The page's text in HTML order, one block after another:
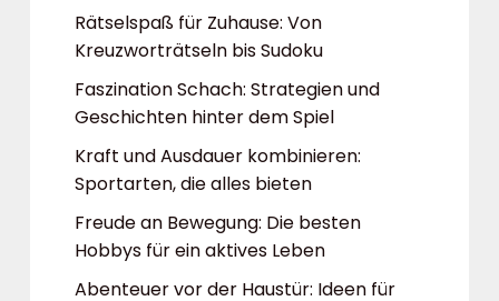
Rätselspaß für Zuhause: Von
Kreuzworträtseln bis Sudoku
Faszination Schach: Strategien und
Geschichten hinter dem Spiel
Kraft und Ausdauer kombinieren:
Sportarten, die alles bieten
Freude an Bewegung: Die besten
Hobbys für ein aktives Leben
Abenteuer vor der Haustür: Ideen für